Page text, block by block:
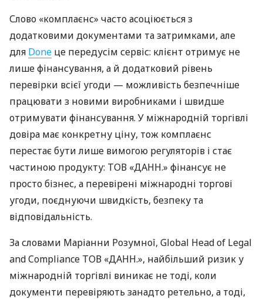
Слово «комплаєнс» часто асоціюється з
додатковими документами та затримками, але
для Done це передусім сервіс: клієнт отримує не
лише фінансування, а й додатковий рівень
перевірки всієї угоди — можливість безпечніше
працювати з новими виробниками і швидше
отримувати фінансування. У міжнародній торгівлі
довіра має конкретну ціну, тож комплаєнс
перестає бути лише вимогою регуляторів і стає
частиною продукту: ТОВ «ДАНН.» фінансує не
просто бізнес, а перевірені міжнародні торгові
угоди, поєднуючи швидкість, безпеку та
відповідальність.
За словами Маріанни Розумної, Global Head of Legal
and Compliance ТОВ «ДАНН.», найбільший ризик у
міжнародній торгівлі виникає не тоді, коли
документи перевіряють занадто ретельно, а тоді,